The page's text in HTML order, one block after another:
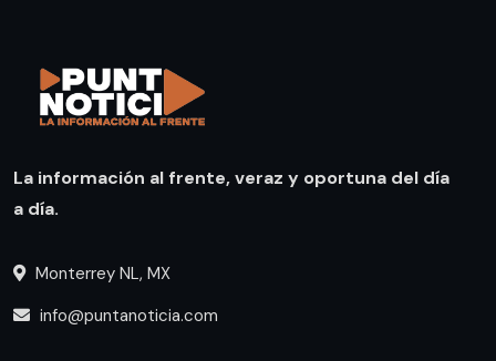
La información al frente, veraz y oportuna del día
a día.
Monterrey NL, MX
info@puntanoticia.com